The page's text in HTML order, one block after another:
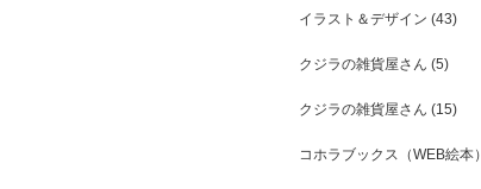
イラスト＆デザイン (43)
クジラの雑貨屋さん (5)
クジラの雑貨屋さん (15)
コホラブックス（WEB絵本）